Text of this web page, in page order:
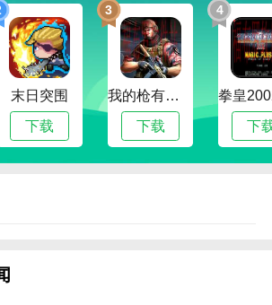
和敌人设计，每个角色都有独特的
特色，需要玩家制定不同的战术来对
画面与流畅的战斗动作，玩家将享
体验，同时感受角色变形过程的视觉
模式与挑战，玩家不仅能体验剧情
人合作或对战，挑战全球玩家。
个战斗场景，玩家将在不同的环境
末日突围
下载
3
我的枪有子弹英文_我的枪有子弹
下载
4
下